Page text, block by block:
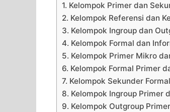
1. Kelompok Primer dan
2. Kelompok Referensi dan
3. Kelompok Ingroup dan
4. Kelompok Formal dan
5. Kelompok Primer Mikro
6. Kelompok Formal Primer
7. Kelompok Sekunder
8. Kelompok Ingroup Primer
9. Kelompok Outgroup